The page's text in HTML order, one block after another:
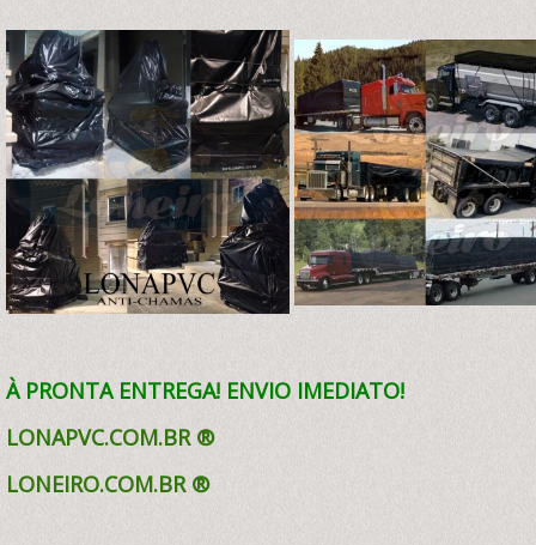
À PRONTA ENTREGA! ENVIO IMEDIATO!
LONAPVC.COM.BR ®
LONEIRO.COM.BR ®